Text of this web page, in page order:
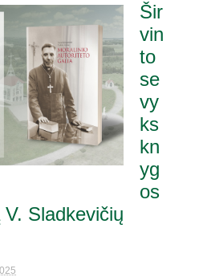
Šir
vin
to
se
vy
ks
kn
yg
os
Sladkevičių